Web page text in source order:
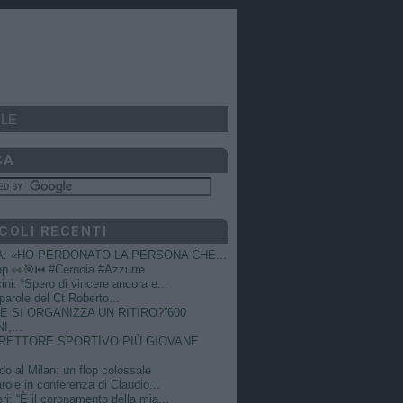
RECENTI
«HO PERDONATO LA PERSONA CHE...
👀🎯⏮️ #Cernoia #Azzurre
“Spero di vincere ancora e...
del Ct Roberto...
SI ORGANIZZA UN RITIRO?”600
SPORTIVO PIÙ GIOVANE
al Milan: un flop colossale
in conferenza di Claudio...
“È il coronamento della mia...